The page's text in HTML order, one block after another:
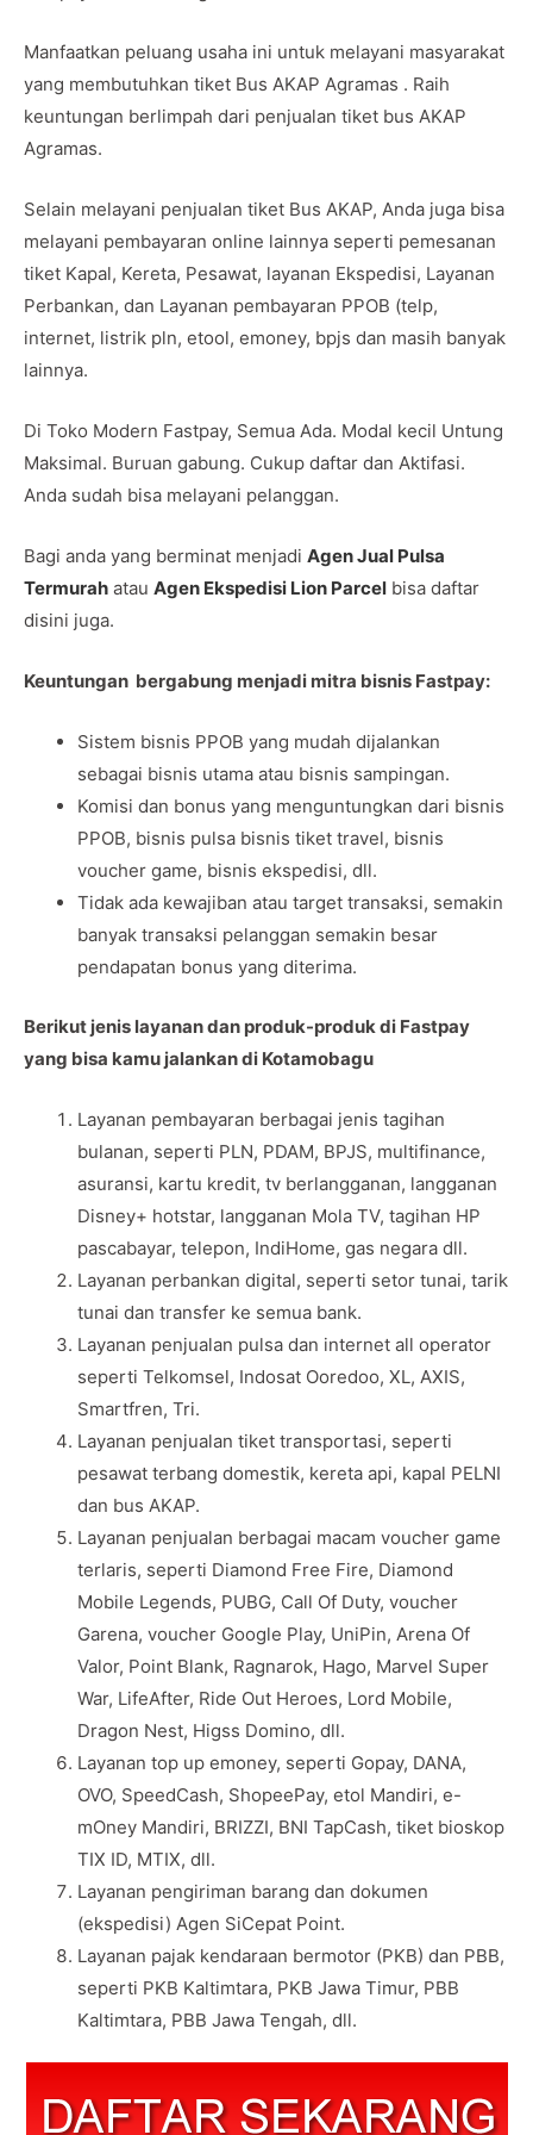
Manfaatkan peluang usaha ini untuk melayani masyarakat
yang membutuhkan tiket Bus AKAP Agramas . Raih
keuntungan berlimpah dari penjualan tiket bus AKAP
Agramas.
Selain melayani penjualan tiket Bus AKAP, Anda juga bisa
melayani pembayaran online lainnya seperti pemesanan
tiket Kapal, Kereta, Pesawat, layanan Ekspedisi, Layanan
Perbankan, dan Layanan pembayaran PPOB (telp,
internet, listrik pln, etool, emoney, bpjs dan masih banyak
lainnya.
Di Toko Modern Fastpay, Semua Ada. Modal kecil Untung
Maksimal. Buruan gabung. Cukup daftar dan Aktifasi.
Anda sudah bisa melayani pelanggan.
Bagi anda yang berminat menjadi Agen Jual Pulsa
Termurah atau Agen Ekspedisi Lion Parcel bisa daftar
disini juga.
Keuntungan bergabung menjadi mitra bisnis Fastpay:
Sistem bisnis PPOB yang mudah dijalankan
sebagai bisnis utama atau bisnis sampingan.
Komisi dan bonus yang menguntungkan dari bisnis
PPOB, bisnis pulsa bisnis tiket travel, bisnis
voucher game, bisnis ekspedisi, dll.
Tidak ada kewajiban atau target transaksi, semakin
banyak transaksi pelanggan semakin besar
pendapatan bonus yang diterima.
Berikut jenis layanan dan produk-produk di Fastpay
yang bisa kamu jalankan di Kotamobagu
Layanan pembayaran berbagai jenis tagihan
bulanan, seperti PLN, PDAM, BPJS, multifinance,
asuransi, kartu kredit, tv berlangganan, langganan
Disney+ hotstar, langganan Mola TV, tagihan HP
pascabayar, telepon, IndiHome, gas negara dll.
Layanan perbankan digital, seperti setor tunai, tarik
tunai dan transfer ke semua bank.
Layanan penjualan pulsa dan internet all operator
seperti Telkomsel, Indosat Ooredoo, XL, AXIS,
Smartfren, Tri.
Layanan penjualan tiket transportasi, seperti
pesawat terbang domestik, kereta api, kapal PELNI
dan bus AKAP.
Layanan penjualan berbagai macam voucher game
terlaris, seperti Diamond Free Fire, Diamond
Mobile Legends, PUBG, Call Of Duty, voucher
Garena, voucher Google Play, UniPin, Arena Of
Valor, Point Blank, Ragnarok, Hago, Marvel Super
War, LifeAfter, Ride Out Heroes, Lord Mobile,
Dragon Nest, Higss Domino, dll.
Layanan top up emoney, seperti Gopay, DANA,
OVO, SpeedCash, ShopeePay, etol Mandiri, e-
mOney Mandiri, BRIZZI, BNI TapCash, tiket bioskop
TIX ID, MTIX, dll.
Layanan pengiriman barang dan dokumen
(ekspedisi) Agen SiCepat Point.
Layanan pajak kendaraan bermotor (PKB) dan PBB,
seperti PKB Kaltimtara, PKB Jawa Timur, PBB
Kaltimtara, PBB Jawa Tengah, dll.